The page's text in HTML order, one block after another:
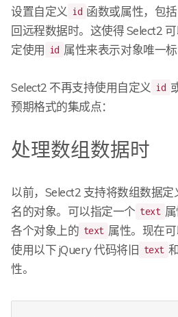
设置自定义 id 函数或属性，包
回远程数据时。这使得 Select2
定使用 id 属性来表示对象唯一
Select2 不再支持使用自定义 id
预期格式的集成点：
处理数组数据时
以前，Select2 支持将数组数据
名的对象。可以指定一个 text
各个对象上的 text 属性。现在
使用以下 jQuery 代码将旧 text
性。